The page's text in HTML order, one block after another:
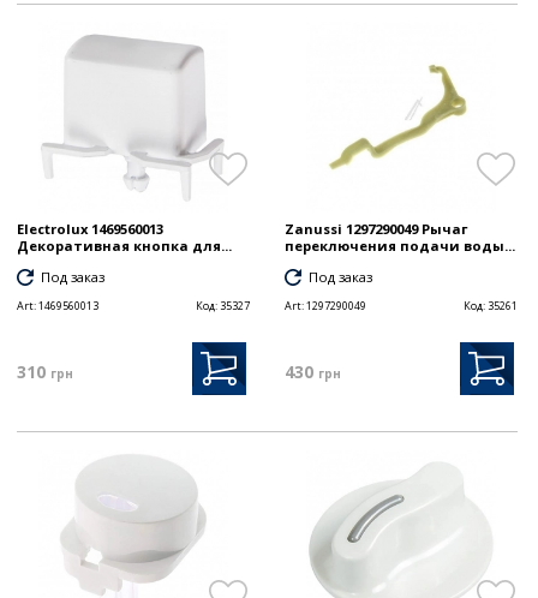
Electrolux 1469560013
Декоративная кнопка для...
Под заказ
Art:1469560013 Код: 35327
310 грн
Zanussi 1297290049 Рычаг
переключения подачи воды...
Под заказ
Art:1297290049 Код: 35261
430 грн